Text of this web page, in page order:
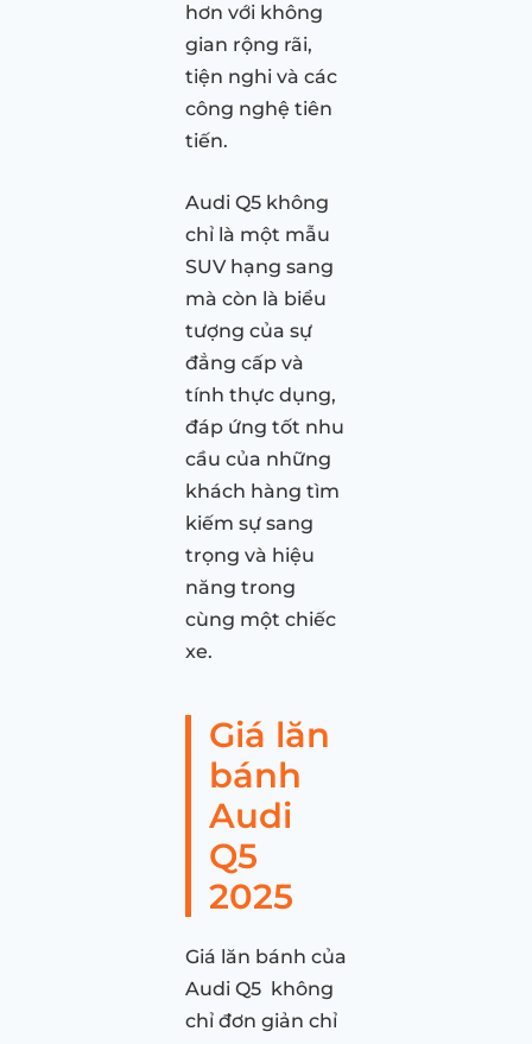
hơn với không
gian rộng rãi,
tiện nghi và các
công nghệ tiên
tiến.
Audi Q5 không
chỉ là một mẫu
SUV hạng sang
mà còn là biểu
tượng của sự
đẳng cấp và
tính thực dụng,
đáp ứng tốt nhu
cầu của những
khách hàng tìm
kiếm sự sang
trọng và hiệu
năng trong
cùng một chiếc
xe.
Giá lăn
bánh
Audi
Q5
2025
Giá lăn bánh của
Audi Q5 không
chỉ đơn giản chỉ